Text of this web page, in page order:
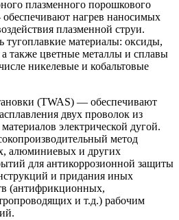
плазменного порошкового
нагрев наносимых
плазменной струи.
тугоплавкие материалы: оксиды,
также цветные металлы и сплавы
никелевые и кобальтовые
(TWAS) — обеспечивают
двух проволок из
электрической дугой.
метод
алюминиевых и других
для антикоррозионной защиты
и придания иных
(антифрикционных,
и т.д.) рабочим